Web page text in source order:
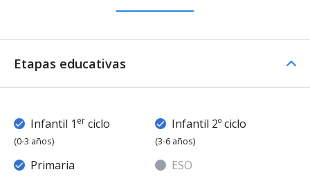
Etapas educativas
Infantil 1 er ciclo
(0-3 años)
Infantil 2º ciclo
(3-6 años)
Primaria
ESO